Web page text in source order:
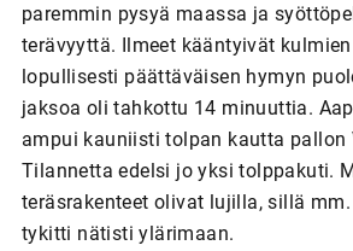
paremmin pysyä maassa ja
terävyyttä. Ilmeet kääntyivät
lopullisesti päättäväisen hymyn
jaksoa oli tahkottu 14 minuuttia.
ampui kauniisti tolpan kautta pallon
Tilannetta edelsi jo yksi tolppakuti.
teräsrakenteet olivat lujilla, sillä mm.
tykitti nätisti ylärimaan.